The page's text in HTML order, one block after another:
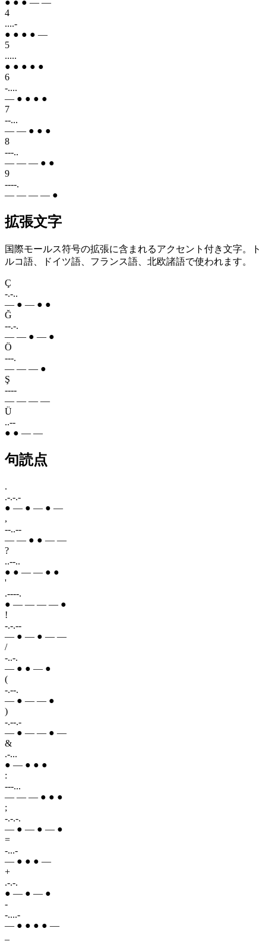
● ● ● — —
4
....-
● ● ● ● —
5
.....
● ● ● ● ●
6
-....
— ● ● ● ●
7
--...
— — ● ● ●
8
---..
— — — ● ●
9
----.
— — — — ●
拡張文字
国際モールス符号の拡張に含まれるアクセント付き文字。ト
ルコ語、ドイツ語、フランス語、北欧諸語で使われます。
Ç
-.-..
— ● — ● ●
Ğ
--.-.
— — ● — ●
Ö
---.
— — — ●
Ş
----
— — — —
Ü
..--
● ● — —
句読点
.
.-.-.-
● — ● — ● —
,
--..--
— — ● ● — —
?
..--..
● ● — — ● ●
'
.----.
● — — — — ●
!
-.-.--
— ● — ● — —
/
-..-.
— ● ● — ●
(
-.--.
— ● — — ●
)
-.--.-
— ● — — ● —
&
.-...
● — ● ● ●
:
---...
— — — ● ● ●
;
-.-.-.
— ● — ● — ●
=
-...-
— ● ● ● —
+
.-.-.
● — ● — ●
-
-....-
— ● ● ● ● —